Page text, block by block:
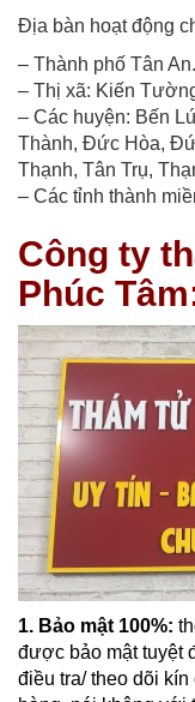
Địa bàn hoạt động
– Thành phố Tân An.
– Thị xã: Kiến
– Các huyện: Bến
Thành, Đức Hòa,
Thạnh, Tân Trụ,
– Các tỉnh thành
Công ty
Phúc
1. Bảo mật 100%:
được bảo mật tuyệt
điều tra/ theo dõi